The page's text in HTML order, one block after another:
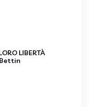
LIBERTÀ
Bettin